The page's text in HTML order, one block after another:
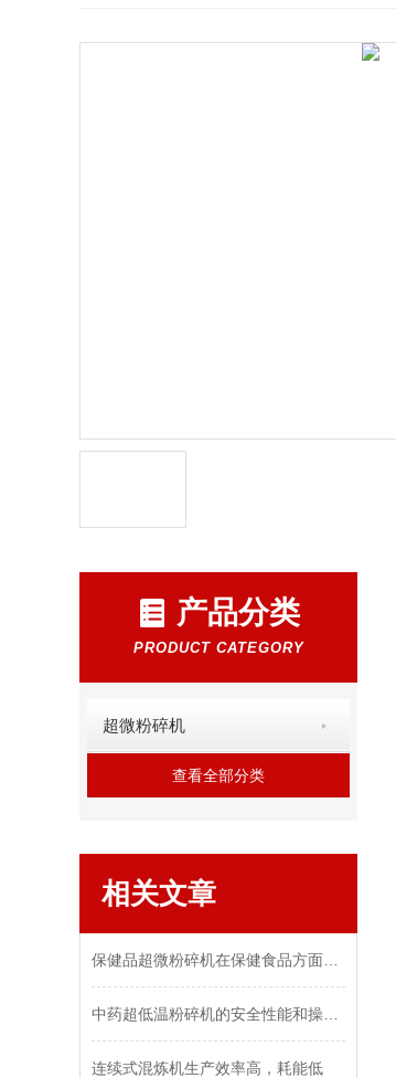
产品分类
PRODUCT CATEGORY
超微粉碎机
查看全部分类
相关文章
连续式混炼机生产效率高，耗能低